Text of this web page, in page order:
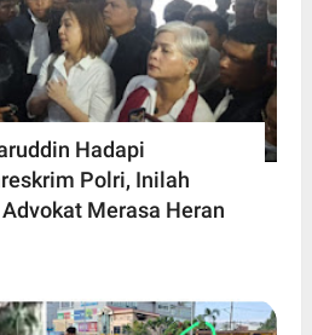
Hadapi
Polri, Inilah
Merasa Heran